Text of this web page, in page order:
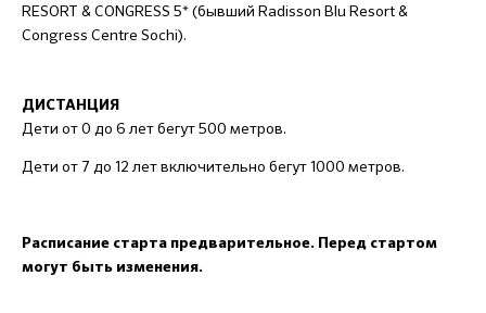
RESORT & CONGRESS 5* (бывший Radisson Blu Resort &
Congress Centre Sochi).
ДИСТАНЦИЯ
Дети от 0 до 6 лет бегут 500 метров.
Дети от 7 до 12 лет включительно бегут 1000 метров.
Расписание старта предварительное. Перед стартом
могут быть изменения.